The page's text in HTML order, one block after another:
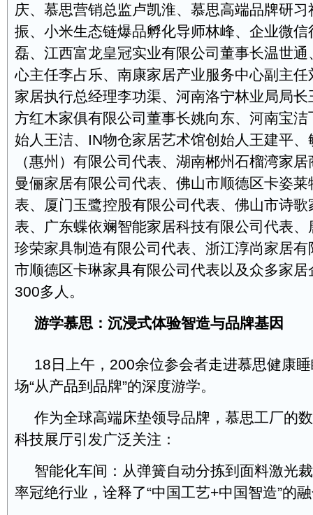
庆、慕思营销总监卢凯淮、慕思高端品牌研
振、小米生态链爆品孵化导师林峰、企业微
磊、江西富龙皇冠实业有限公司董事长温世
心主任李占乐、南康家居产业服务中心副主
家居执行总经理李功渠、河南洛宁林业局局
方红木家俱有限公司董事长姚向东、河南宝
始人王洁、IN物仓家居艺术馆创始人王建平
（惠州）有限公司代表、湖南郴州石榴湾家
曼俪家居有限公司代表、佛山市顺德区卡姿
表、厦门玉鹭控股有限公司代表、佛山市诗
表、广东蝶依斓智能家居科技有限公司代表
珍荣家具制造有限公司代表、浙江淳尚家居
市顺德区卡琳家具有限公司代表以及众多家
300多人。
游学慕思：沉浸式体验智造与品牌基因
18日上午，200余位参会者走进慕思健康
场“从产品到品牌”的深度游学。
作为全球高端床垫领导品牌，慕思工厂的
科技展厅引发广泛关注：
智能化车间：从弹簧自动分拣到面料激光
率冠绝行业，诠释了“中国工艺+中国智造”的